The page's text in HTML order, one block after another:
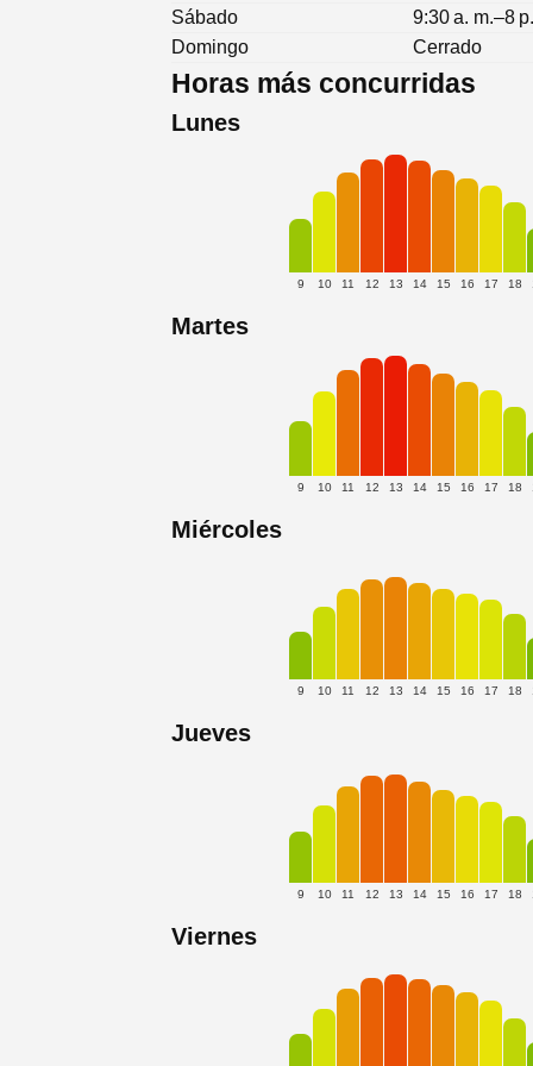
Sábado
9:30 a. m.–8
Domingo
Cerrado
Horas más concurridas
Lunes
9 10 11 12 13 14 15 16 17 18
Martes
9 10 11 12 13 14 15 16 17 18
Miércoles
9 10 11 12 13 14 15 16 17 18
Jueves
9 10 11 12 13 14 15 16 17 18
Viernes